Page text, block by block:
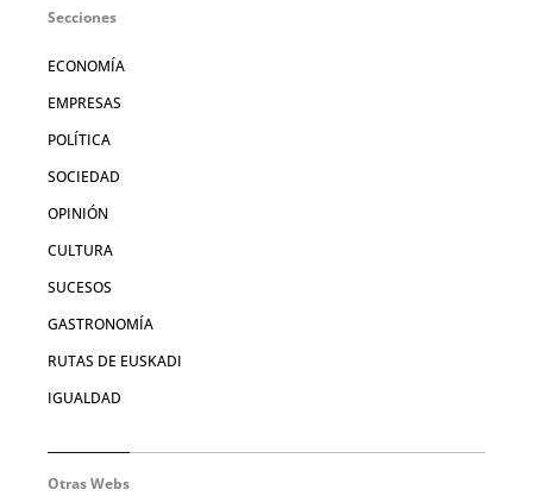
Secciones
ECONOMÍA
EMPRESAS
POLÍTICA
SOCIEDAD
OPINIÓN
CULTURA
SUCESOS
GASTRONOMÍA
RUTAS DE EUSKADI
IGUALDAD
Otras Webs